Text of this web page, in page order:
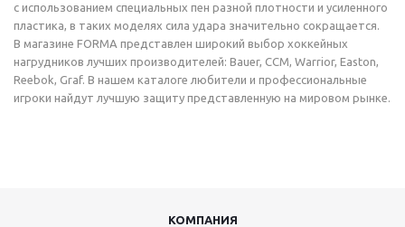
с использованием специальных пен разной плотности и усиленного
пластика, в таких моделях сила удара значительно сокращается.
В магазине FORMA представлен широкий выбор хоккейных
нагрудников лучших производителей: Bauer, CCM, Warrior, Easton,
Reebok, Graf. В нашем каталоге любители и профессиональные
игроки найдут лучшую защиту представленную на мировом рынке.
КОМПАНИЯ